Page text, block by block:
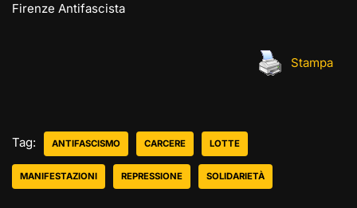
Firenze Antifascista
Stampa
Tag: ANTIFASCISMO CARCERE LOTTE
MANIFESTAZIONI REPRESSIONE SOLIDARIETÀ